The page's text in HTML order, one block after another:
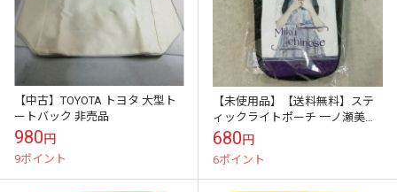
【中古】TOYOTA トヨタ 大型ト
ートバック 非売品
980円
9ポイント
【未使用品】【送料無料】ステ
ィックライトポーチ 一ノ瀬美空
※メール便でお送りします【代
引き不可】
680円
6ポイント